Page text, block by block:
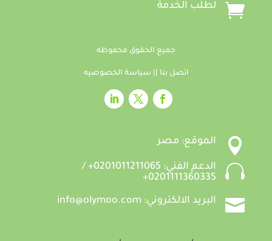
 لطلب الخدمة
جميع الحقوق محفوظه
اتصل بنا سياسة الخصوصيه
 الموقع: مصر

الدعم الفني: 0201011211065+ /
0201111360335+
 البريد الالكتروني: info@olymoo.com